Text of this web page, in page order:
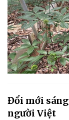
Đổi mới
người Việt